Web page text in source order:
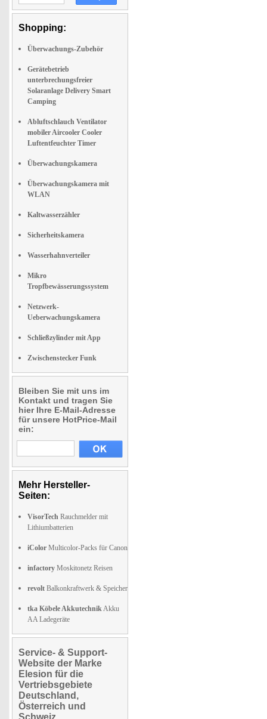
Shopping:
Überwachungs-Zubehör
Gerätebetrieb
unterbrechungsfreier
Solaranlage Delivery Smart
Camping
Abluftschlauch Ventilator
mobiler Aircooler Cooler
Luftentfeuchter Timer
Überwachungskamera
Überwachungskamera mit
WLAN
Kaltwasserzähler
Sicherheitskamera
Wasserhahnverteiler
Mikro
Tropfbewässerungssystem
Netzwerk-
Ueberwachungskamera
Schließzylinder mit App
Zwischenstecker Funk
Bleiben Sie mit uns im
Kontakt und tragen Sie
hier Ihre E-Mail-Adresse
für unsere HotPrice-Mail
ein:
Mehr Hersteller-
Seiten:
VisorTech Rauchmelder mit
Lithiumbatterien
iColor Multicolor-Packs für Canon
infactory Moskitonetz Reisen
revolt Balkonkraftwerk & Speicher
tka Köbele AkkutechnikAkku
AA Ladegeräte
Service- & Support-
Website der Marke
Elesion für die
Vertriebsgebiete
Deutschland,
Österreich und
Schweiz